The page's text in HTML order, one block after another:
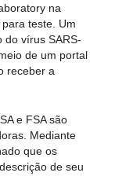
na
teste. Um
do vírus SARS-
de um portal
receber a
e FSA são
Mediante
que os
de seu